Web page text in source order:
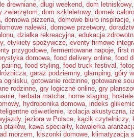
drewniane, długi weekend, dom letniskowy
zwierzętom, dom szkieletowy, domek
, domowa pizzeria, domowe biuro inspiracje,
nalewki, domowe przetwory,
, działka rekreacyjna, edukacja
, etykiety spożywcze, eventy firmowe
przygodowe, fermentowane napoje, first
domowa, food delivery online, food
, food styling, food truck festival ,
, garaż podziemny, glamping, góry
ognisku, gotowanie rodzinne, gotowanie
rodzinne, gry logiczne online, gry
, herbata matcha, home staging,
, hydroponika domowa, indeks
oświetlenie, izolacja akustyczna,
, jeziora w Polsce, kącik czytelniczy,
ptaków, kawa specialty, kawalerka
morzem, kiszonki domowe, klimatyzacja